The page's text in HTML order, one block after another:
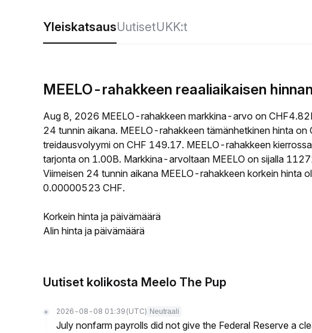
YleiskatsausUutisetUKK:t
MEELO-rahakkeen reaaliaikaisen
Aug 8, 2026 MEELO-rahakkeen markkina-arvo on
24 tunnin aikana. MEELO-rahakkeen tämänhetkinen hinta
treidausvolyymi on CHF 149.17. MEELO-rahakkeen
tarjonta on 1.00B. Markkina-arvoltaan MEELO on sijalla
Viimeisen 24 tunnin aikana MEELO-rahakkeen korkein hinta
0.00000523 CHF.
Korkein hinta ja päivämäärä
Alin hinta ja päivämäärä
Uutiset kolikosta Meelo The Pup
2026-08-08 01:39 (UTC) Neutraali
July nonfarm payrolls did not give the Federal Reserve a